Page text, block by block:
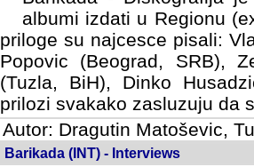
albumi izdati u Regionu
priloge su najcesce pisali:
Popovic (Beograd, SRB),
(Tuzla, BiH), Dinko
prilozi svakako zasluzuju da
Autor: Dragutin Matoševic,
Barikada (INT) - Interviews